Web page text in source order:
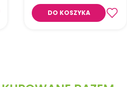
DO KOSZYKA